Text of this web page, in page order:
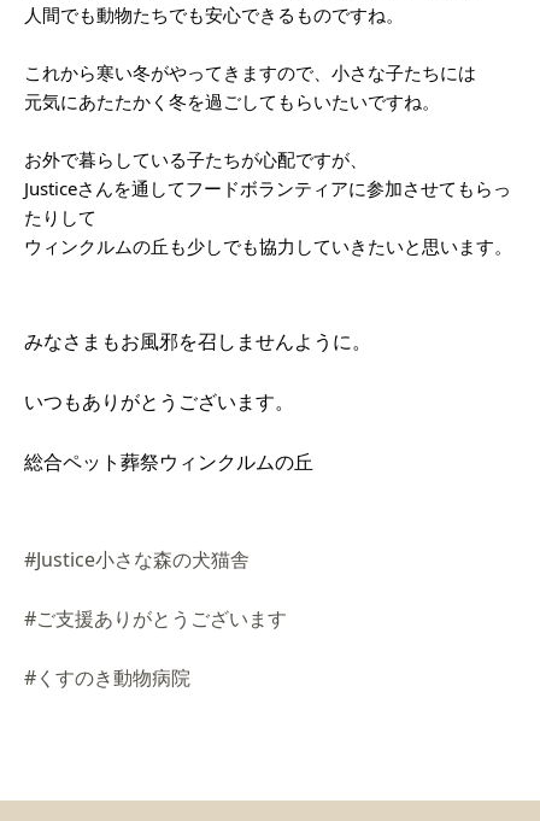
人間でも動物たちでも安心できるものですね。
これから寒い冬がやってきますので、小さな子たちには
元気にあたたかく冬を過ごしてもらいたいですね。
お外で暮らしている子たちが心配ですが、
Justiceさんを通してフードボランティアに参加させてもらっ
たりして
ウィンクルムの丘も少しでも協力していきたいと思います。
みなさまもお風邪を召しませんように。
いつもありがとうございます。
総合ペット葬祭ウィンクルムの丘
#Justice小さな森の犬猫舎
#ご支援ありがとうございます
#くすのき動物病院